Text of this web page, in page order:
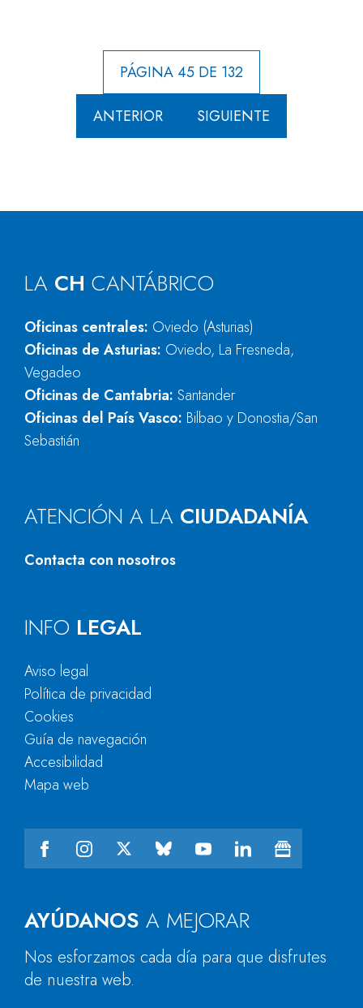
PÁGINA 45 DE 132
ANTERIOR SIGUIENTE
LA CH CANTÁBRICO
Oficinas centrales: Oviedo (Asturias)
Oficinas de Asturias: Oviedo, La Fresneda,
Vegadeo
Oficinas de Cantabria: Santander
Oficinas del País Vasco: Bilbao y Donostia/San
Sebastián
ATENCIÓN A LA CIUDADANÍA
Contacta con nosotros
AYÚDANOS A MEJORAR
Nos esforzamos cada día para que disfrutes
de nuestra web.
INFO LEGAL
Aviso legal
Política de privacidad
Cookies
Guía de navegación
Accesibilidad
Mapa web